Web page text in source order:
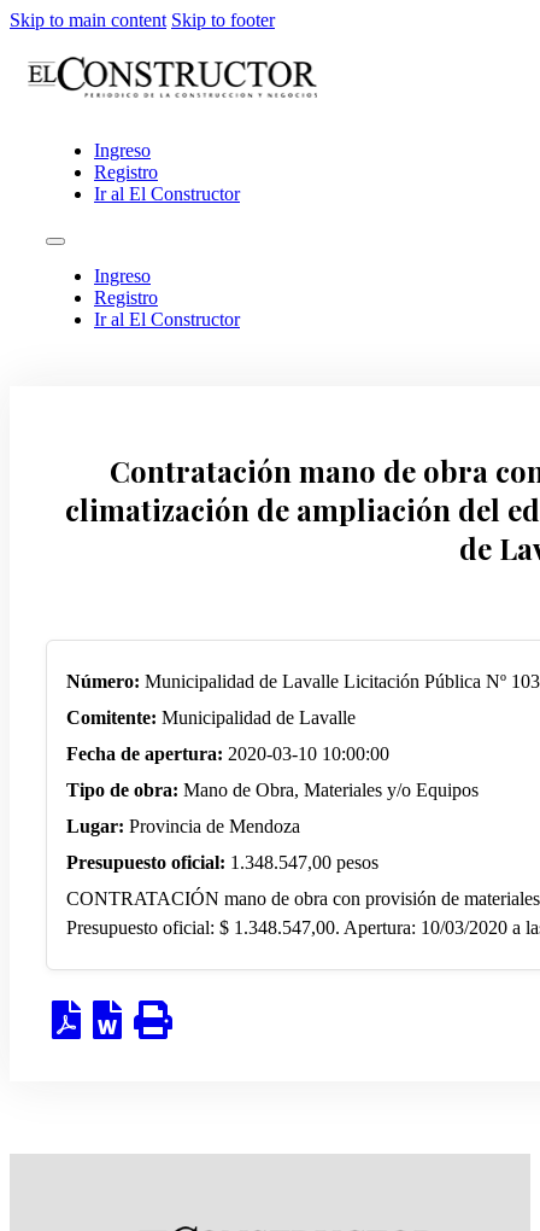
Skip to main content Skip to footer
Ingreso
Registro
Ir al El Constructor
Ingreso
Registro
Ir al El Constructor
Contratación mano de obra
climatización de ampliación del
de
Número: Municipalidad de Lavalle Licitación Pública Nº
Comitente: Municipalidad de Lavalle
Fecha de apertura: 2020-03-10 10:00:00
Tipo de obra: Mano de Obra, Materiales y/o Equipos
Lugar: Provincia de Mendoza
Presupuesto oficial: 1.348.547,00 pesos
CONTRATACIÓN mano de obra con provisión de
Presupuesto oficial: $ 1.348.547,00. Apertura: 10/03/2020 a